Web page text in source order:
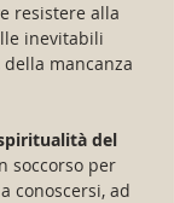
resistere alla
inevitabili
mancanza
del
soccorso per
conoscersi, ad